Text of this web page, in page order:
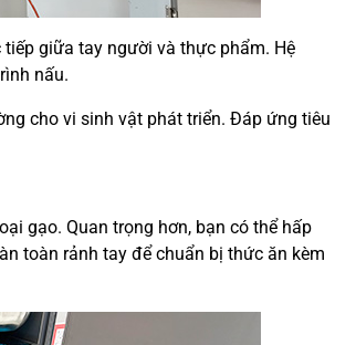
giữa tay người và thực phẩm. Hệ
nấu.
cho vi sinh vật phát triển. Đáp ứng tiêu
gạo. Quan trọng hơn, bạn có thể hấp
toàn rảnh tay để chuẩn bị thức ăn kèm